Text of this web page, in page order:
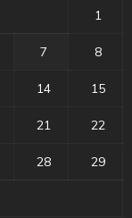
1
7 8
14 15
21 22
28 29